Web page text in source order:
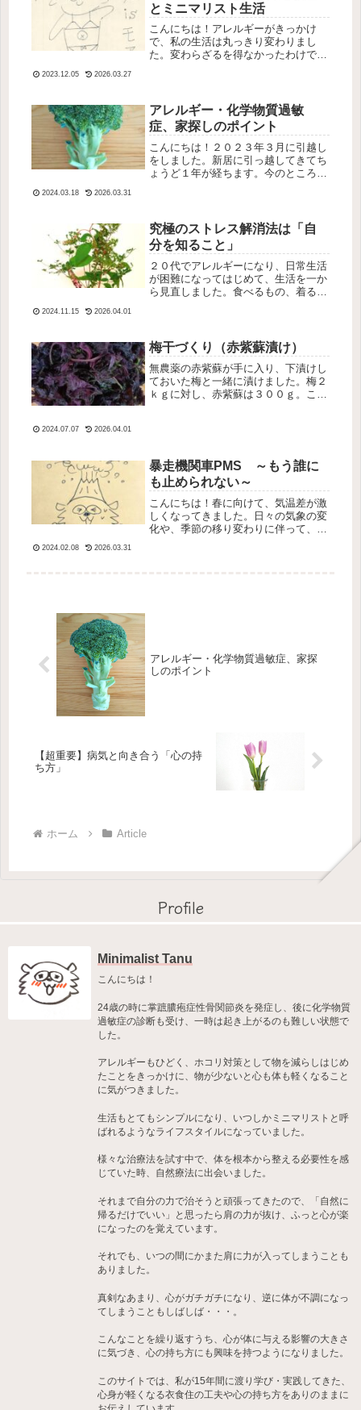
とミニマリスト生活
こんにちは！アレルギーがきっかけ
で、私の生活は丸っきり変わりまし
た。変わらざるを得なかったわけです
を減らすためこまめに掃除をする習慣
がつき...
2023.12.05 2026.03.27
アレルギー・化学物質過敏
症、家探しのポイント
こんにちは！２０２３年３月に引越し
をしました。新居に引っ越してきてち
ょうど１年が経ちます。今のところと
貸マンション）に巡り合うまでの話を
書き...
2024.03.18 2026.03.31
究極のストレス解消法は「自
分を知ること」
２０代でアレルギーになり、日常生活
が困難になってはじめて、生活を一か
ら見直しました。食べるもの、着るも
錯誤しました。でも結局は総合力で、
生...
2024.11.15 2026.04.01
梅干づくり（赤紫蘇漬け）
無農薬の赤紫蘇が手に入り、下漬けし
ておいた梅と一緒に漬けました。梅２
ｋｇに対し、赤紫蘇は３００ｇ。こち
絞り...
2024.07.07 2026.04.01
暴走機関車PMS ～もう誰に
も止められない～
こんにちは！春に向けて、気温差が激
しくなってきました。日々の気象の変
化や、季節の移り変わりに伴って、不
2024.02.08 2026.03.31
アレルギー・化学物質過敏症、家探
しのポイント
【超重要】病気と向き合う「心の持
ち方」
ホーム Article
Profile
Minimalist Tanu
こんにちは！
24歳の時に掌蹠膿疱症性骨関節炎を発症し、後に化学物質
過敏症の診断も受け、一時は起き上がるのも難しい状態で
した。
アレルギーもひどく、ホコリ対策として物を減らしはじめ
たことをきっかけに、物が少ないと心も体も軽くなること
に気がつきました。
生活もとてもシンプルになり、いつしかミニマリストと呼
ばれるようなライフスタイルになっていました。
様々な治療法を試す中で、体を根本から整える必要性を感
じていた時、自然療法に出会いました。
それまで自分の力で治そうと頑張ってきたので、「自然に
帰るだけでいい」と思ったら肩の力が抜け、ふっと心が楽
になったのを覚えています。
それでも、いつの間にかまた肩に力が入ってしまうことも
ありました。
真剣なあまり、心がガチガチになり、逆に体が不調になっ
てしまうこともしばしば・・・。
こんなことを繰り返すうち、心が体に与える影響の大きさ
に気づき、心の持ち方にも興味を持つようになりました。
このサイトでは、私が15年間に渡り学び・実践してきた、
心身が軽くなる衣食住の工夫や心の持ち方をありのままに
お伝えしています。